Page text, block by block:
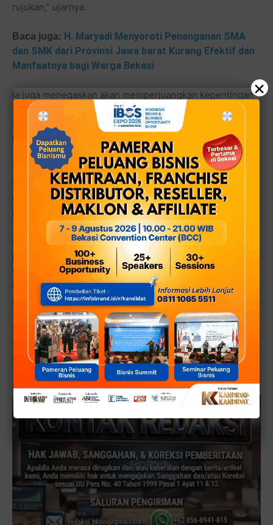
rujukan,” ujarnya.
Baca juga: H. Maryadi Menyoroti Penanganan SMA
dan SMK dari Provinsi Jawa barat Kurang Efektif dan
Manfaatnya bagi Warga Bekasi
Ia juga menegaskan akan memperjuangkan kepentingan
warga dalam bidang pendidikan bersama Walikota Bekasi
dan Fraksi Golkar akan terus berusaha agar SMA/SMK
kembali dikelola oleh Pemkot Bekasi.
“Kita akan perjuangkan, baik itu dalam bidang
infrastruktur, pendidikan juga bidang lainnya. Agar
nantinya warga Kota Bekasi dapat merasakan hasil
perjuangan kami di legislatif dan eksekutif,” tandasnya.
Di tempat yang sama, ketua RW 21 Tugiyo menuturkan
jika Maryadi selama menjadi Anggota DPRD Kota Bekasi,
masih rutin turun ke masyarakat. Sehingga dirinya
berharap Maryadi kembali terpilih menjadi anggota DPRD
pada pemilu mendatang.
“Beliau rutin turun ke masyarakat di dapilnya. Saya
berharap perjuangan untuk masyarakat di daerah sini
berlanjut,” tegasnya. [■]
Redaksi: DikRiz, Reporter: Dwi
×